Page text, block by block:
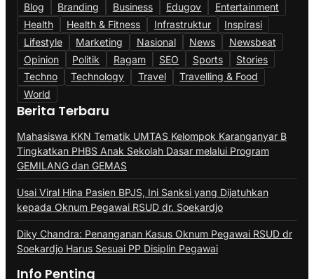
Blog Branding Business Edugov
Entertainment
Health
Health & Fitness Infrastruktur
Inspirasi
Lifestyle
Marketing Nasional News
Newsbeat
Opinion
Politik Ragam SEO Sports
Stories
Techno
Technology Travel
Travelling & Food
World
Berita Terbaru
Mahasiswa KKN Tematik UMTAS Kelompok Karanganyar B
Tingkatkan PHBS Anak Sekolah Dasar melalui Program
GEMILANG dan GEMAS
Usai Viral Hina Pasien BPJS, Ini Sanksi yang Dijatuhkan
kepada Oknum Pegawai RSUD dr. Soekardjo
Diky Chandra: Penanganan Kasus Oknum Pegawai RSUD dr
Soekardjo Harus Sesuai PP Disiplin Pegawai
Info Penting